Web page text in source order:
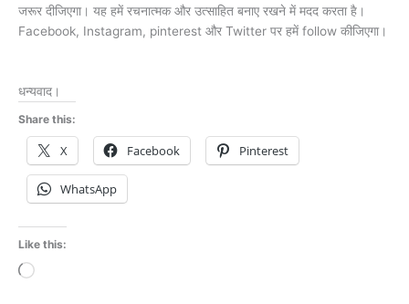
जरूर दीजिएगा। यह हमें रचनात्मक और उत्साहित बनाए रखने में मदद करता है।
Facebook, Instagram, pinterest और Twitter पर हमें follow कीजिएगा।
धन्यवाद।
Share this:
X Facebook Pinterest
WhatsApp
Like this:
Loading…